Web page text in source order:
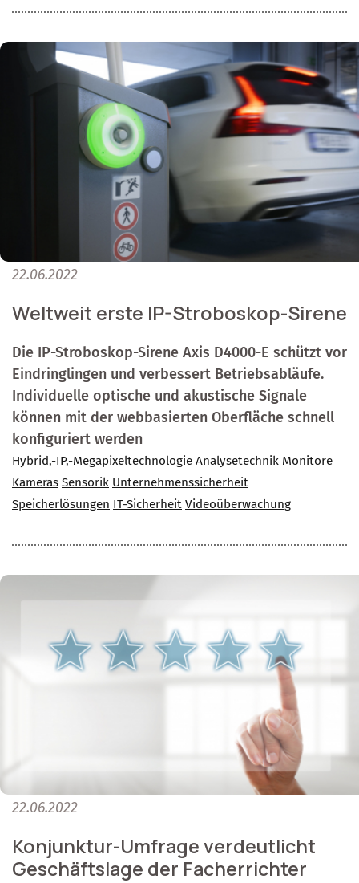
22.06.2022
Weltweit erste IP-Stroboskop-Sirene
Die IP-Stroboskop-Sirene Axis D4000-E schützt vor
Eindringlingen und verbessert Betriebsabläufe.
Individuelle optische und akustische Signale
können mit der webbasierten Oberfläche schnell
konfiguriert werden
Hybrid,-IP,-Megapixeltechnologie Analysetechnik Monitore
Kameras Sensorik Unternehmenssicherheit
Speicherlösungen IT-Sicherheit Videoüberwachung
22.06.2022
Konjunktur-Umfrage verdeutlicht
Geschäftslage der Facherrichter